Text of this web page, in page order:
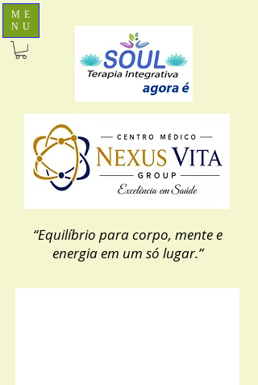
ME
NU
“Equilíbrio para corpo, mente e
energia em um só lugar.”